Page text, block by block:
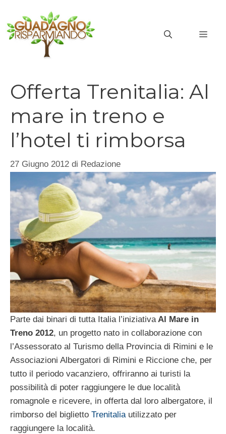
contenuto
Offerta Trenitalia: Al
mare in treno e
l’hotel ti rimborsa
27 Giugno 2012 di Redazione
Parte dai binari di tutta Italia l’iniziativa Al Mare in
Treno 2012, un progetto nato in collaborazione con
l’Assessorato al Turismo della Provincia di Rimini e le
Associazioni Albergatori di Rimini e Riccione che, per
tutto il periodo vacanziero, offriranno ai turisti la
possibilità di poter raggiungere le due località
romagnole e ricevere, in offerta dal loro albergatore, il
rimborso del biglietto Trenitalia utilizzato per
raggiungere la località.